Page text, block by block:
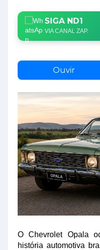
SIGA ND1
VIA CANAL ZAP.
Ouvir
O Chevrolet Opala
história automotiva